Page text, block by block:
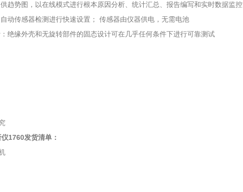
趋势图，以在线模式进行根本原因分析、统计汇总、报告编写和实时数据监控
动传感器检测进行快速设置； 传感器由仪器供电，无需电池
绝缘外壳和无旋转部件的固态设计可在几乎任何条件下进行可靠测试
1760发货清单：